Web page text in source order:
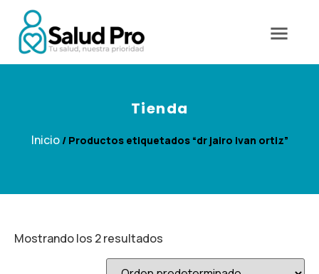
Tienda
Inicio/ Productos etiquetados “dr jairo ivan ortiz”
Mostrando los 2 resultados